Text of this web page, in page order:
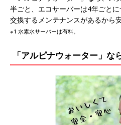
半ごと、エコサーバーは4年ごと
交換するメンテナンスがあるから
※1 水素水サーバーは有料。
「アルピナウォーター」